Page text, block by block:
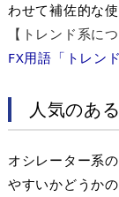
わせて補佐的な
【トレンド系に
FX用語「トレン
人気のあ
オシレーター系
やすいかどうか